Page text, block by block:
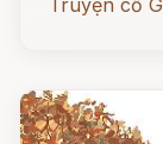
Truyện cổ